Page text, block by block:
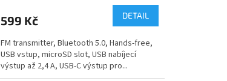
599 Kč DETAIL
FM transmitter, Bluetooth 5.0, Hands-free,
USB vstup, microSD slot, USB nabíjecí
výstup až 2,4 A, USB-C výstup pro...